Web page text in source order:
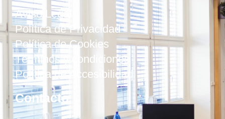
Aviso Legal
Política de Privacidad
Política de Cookies
Términos y condiciones
Política de Accesibilidad
Contacto